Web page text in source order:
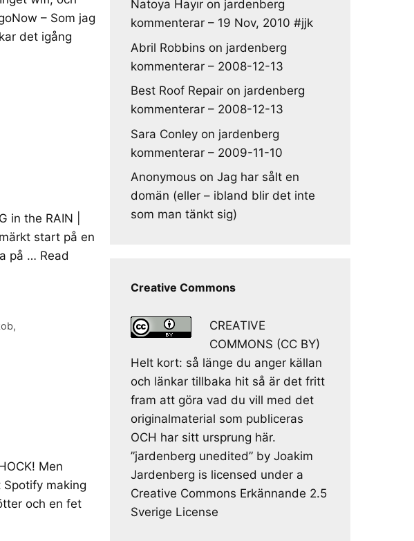
– Som jag
det igång
in the RAIN |
start på en
på … Read
,
Men
making
och en fet
Natoya Hayır on jardenberg
kommenterar – 19 Nov, 2010 #jjk
Abril Robbins on jardenberg
kommenterar – 2008-12-13
Best Roof Repair on jardenberg
kommenterar – 2008-12-13
Sara Conley on jardenberg
kommenterar – 2009-11-10
Anonymous on Jag har sålt en
domän (eller – ibland blir det inte
som man tänkt sig)
Creative Commons
CREATIVE
COMMONS (CC BY)
Helt kort: så länge du anger källan
och länkar tillbaka hit så är det fritt
fram att göra vad du vill med det
originalmaterial som publiceras
OCH har sitt ursprung här.
”jardenberg unedited” by Joakim
Jardenberg is licensed under a
Creative Commons Erkännande 2.5
Sverige License